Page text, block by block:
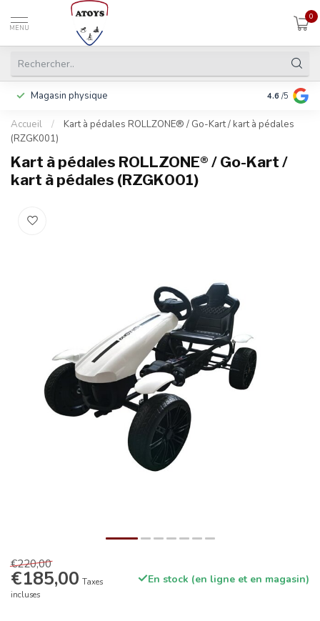
MENU
0
Magasin physique Payer en 3
4.6 /5
Accueil /
Kart à pédales ROLLZONE® / Go-Kart / kart à pédales
(RZGK001)
Kart à pédales ROLLZONE® / Go-Kart /
kart à pédales (RZGK001)
€220,00
€185,00 Taxes
incluses
En stock (en ligne et en magasin)